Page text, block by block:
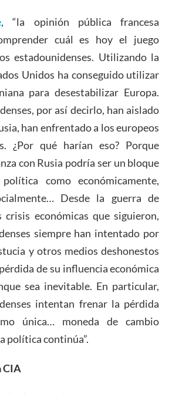
, “la opinión pública francesa
cuál es hoy el juego
estadounidenses. Utilizando la
Unidos ha conseguido utilizar
para desestabilizar Europa.
por así decirlo, han aislado
han enfrentado a los europeos
¿Por qué harían eso? Porque
con Rusia podría ser un bloque
como económicamente,
Desde la guerra de
económicas que siguieron,
siempre han intentado por
y otros medios deshonestos
de su influencia económica
sea inevitable. En particular,
intentan frenar la pérdida
única… moneda de cambio
política continúa”.
CIA